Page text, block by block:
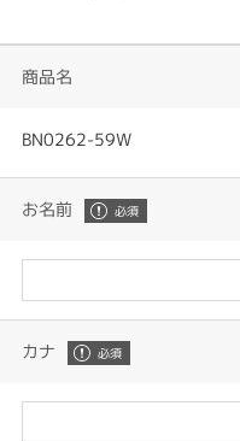
商品名
BN0262-59W
お名前
カナ